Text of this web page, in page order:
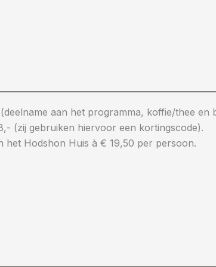
aan het programma, koffie/thee en
(zij gebruiken hiervoor een kortingscode).
Hodshon Huis à € 19,50 per persoon.